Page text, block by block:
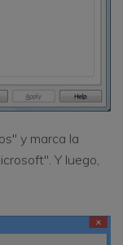
y marca la
Y luego,